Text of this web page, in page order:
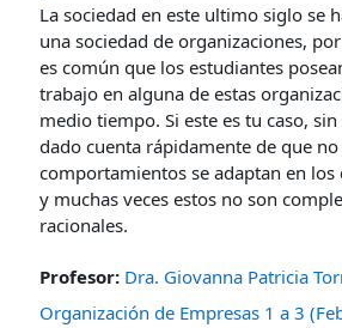
La sociedad en este ultimo siglo se
una sociedad de organizaciones,
es común que los estudiantes
trabajo en alguna de estas
medio tiempo. Si este es tu caso,
dado cuenta rápidamente de que
comportamientos se adaptan en
y muchas veces estos no son
racionales.
Profesor: Dra. Giovanna Patricia
Organización de Empresas 1 a 3